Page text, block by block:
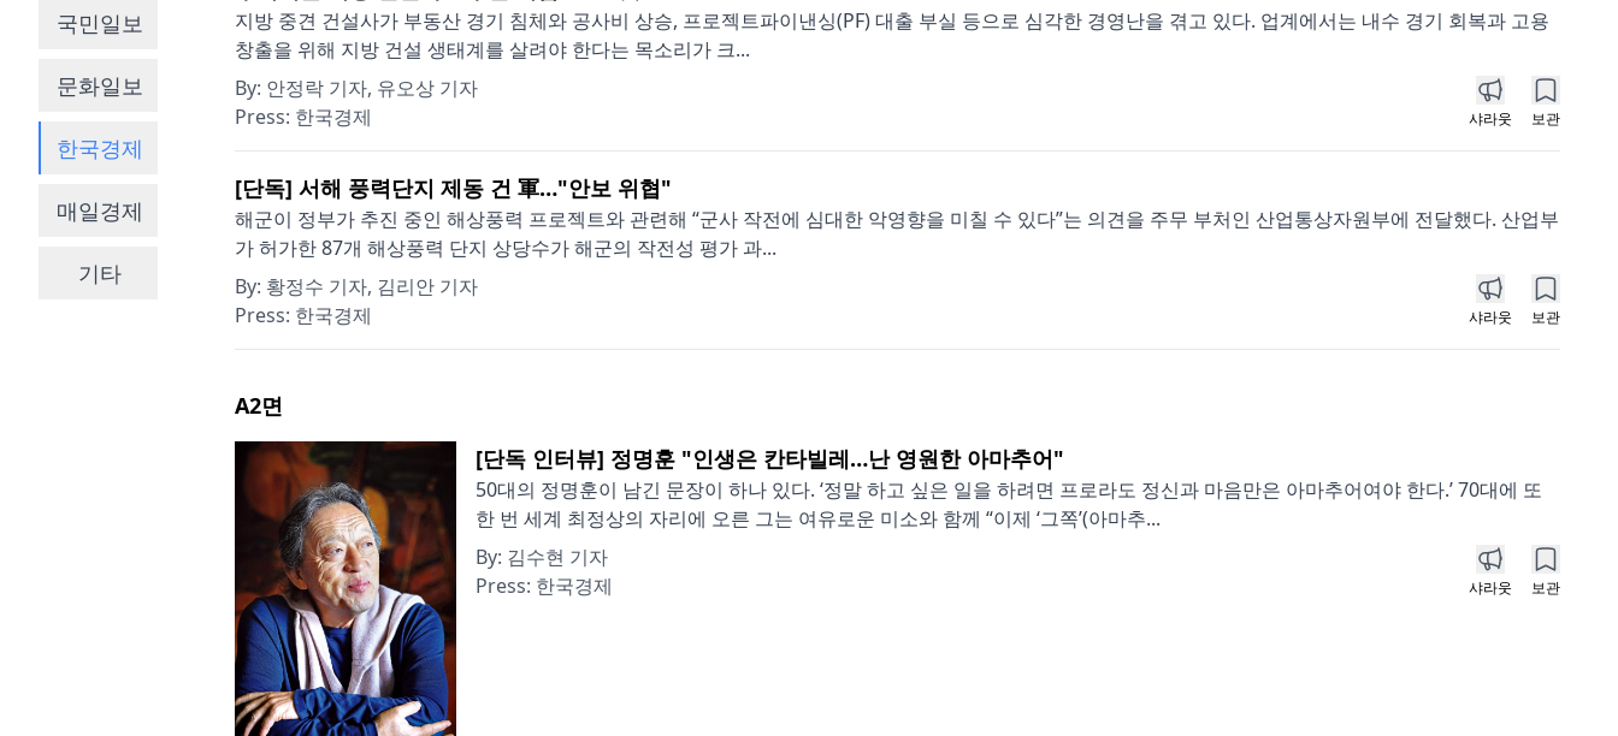
국민일보
문화일보
한국경제
매일경제
기타
지방 중견 건설사가 부동산 경기 침체와 공사비 상승, 프로젝트파이낸싱(PF) 대출 부실 등으로 심각한 경영난을 겪고 있다. 업계에서는 내수 경기 회복과 고용
창출을 위해 지방 건설 생태계를 살려야 한다는 목소리가 크...
By: 안정락 기자, 유오상 기자
Press: 한국경제 샤라웃 보관
[단독] 서해 풍력단지 제동 건 軍…"안보 위협"
해군이 정부가 추진 중인 해상풍력 프로젝트와 관련해 “군사 작전에 심대한 악영향을 미칠 수 있다”는 의견을 주무 부처인 산업통상자원부에 전달했다. 산업부
가 허가한 87개 해상풍력 단지 상당수가 해군의 작전성 평가 과...
By: 황정수 기자, 김리안 기자
Press: 한국경제 샤라웃 보관
A2면
[단독 인터뷰] 정명훈 "인생은 칸타빌레…난 영원한 아마추어"
50대의 정명훈이 남긴 문장이 하나 있다. ‘정말 하고 싶은 일을 하려면 프로라도 정신과 마음만은 아마추어여야 한다.’ 70대에 또
한 번 세계 최정상의 자리에 오른 그는 여유로운 미소와 함께 “이제 ‘그쪽’(아마추...
By: 김수현 기자
Press: 한국경제 샤라웃 보관